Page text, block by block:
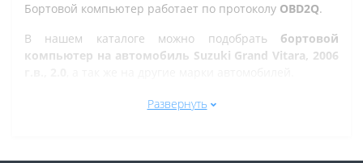
Бортовой компьютер работает по протоколу OBD2Q.
В нашем каталоге можно подобрать бортовой
компьютер на автомобиль Suzuki Grand Vitara, 2006
Все рано или поздно в Казани сталкиваются с
Развернуть